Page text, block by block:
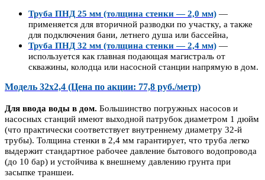
Труба ПНД 25 мм (толщина стенки — 2,0 мм) —
применяется для вторичной разводки по участку, а также
для подключения бани, летнего душа или бассейна,
Труба ПНД 32 мм (толщина стенки — 2,4 мм) —
используется как главная подающая магистраль от
скважины, колодца или насосной станции напрямую в дом.
Модель 32х2,4 (Цена по акции: 77,8 руб./метр)
Для ввода воды в дом. Большинство погружных насосов и
насосных станций имеют выходной патрубок диаметром 1 дюйм
(что практически соответствует внутреннему диаметру 32-й
трубы). Толщина стенки в 2,4 мм гарантирует, что труба легко
выдержит стандартное рабочее давление бытового водопровода
(до 10 бар) и устойчива к внешнему давлению грунта при
засыпке траншеи.